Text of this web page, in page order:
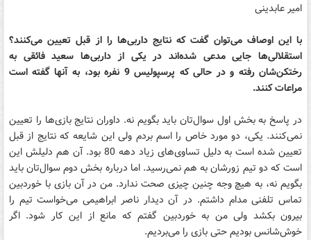
امیر عابدینی
با این اوصاف می‌توان گفت که نتایج داربی‌ها را از قبل تعیین می‌کنند؟
استقلالی‌ها جایی مدعی شده‌اند در یکی از داربی‌ها سعید فائقی به
رختکن‌شان رفته و در حالی که پرسپولیس 9 نفره بود،‌ به آنها گفته است
مراعات کنند.
در پاسخ به بخش اول سوال‌تان باید بگویم نه. داوران نتایج بازی‌ها را تعیین
نمی‌کنند. یکی، دو مورد خاص را اسم بردم ولی این شایعه که نتایج از قبل
تعیین شده است به دلیل تساوی‌های زیاد دهه 80 بود. آن هم دلیلش این
است که دو تیم زورشان به هم نمی‌رسید. اما درباره بخش دوم سوال‌تان باید
بگویم نه، به هیچ وجه چنین چیزی صحت ندارد. من در آن بازی با خوردبین
تماس تلفنی مدام داشتم. در آن دیدار ناصر ابراهیمی می‌خواست تیم را
بیرون بکشد ولی من به خوردبین گفتم که مانع از این کار شود. اگر
خوش‌شانس بودیم حتی بازی را می‌بردیم.